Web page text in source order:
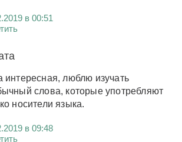
в 00:51
интересная, люблю изучать
слова, которые употребляют
носители языка.
в 09:48